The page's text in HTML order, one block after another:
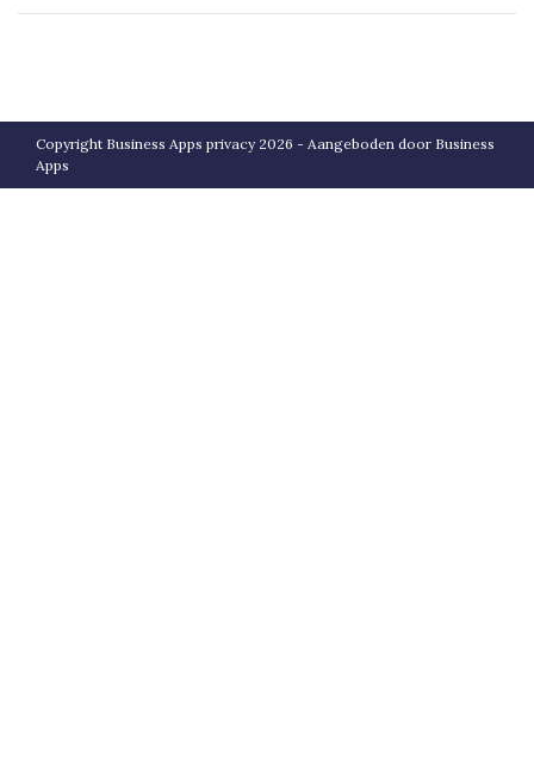
Copyright Business Apps privacy 2026 - Aangeboden door Business
Apps